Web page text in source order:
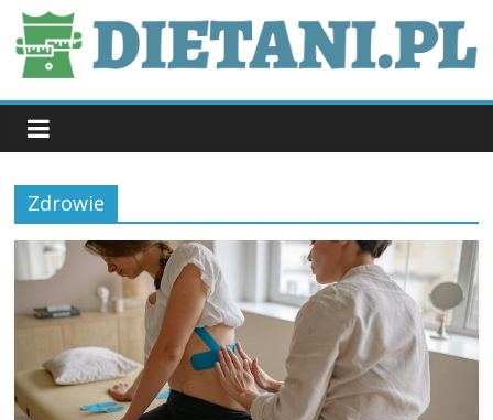
Skip
to
content
dietani.pl
Zdrowie